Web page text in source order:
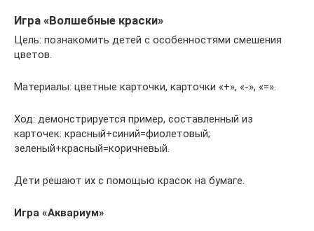
Игра «Волшебные краски»
Цель: познакомить детей с особенностями смешения
цветов.
Материалы: цветные карточки, карточки «+», «-», «=».
Ход: демонстрируется пример, составленный из
карточек: красный+синий=фиолетовый;
зеленый+красный=коричневый.
Дети решают их с помощью красок на бумаге.
Игра «Аквариум»